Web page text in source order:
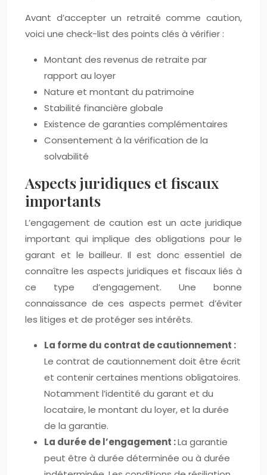
Avant d’accepter un retraité comme caution,
voici une check-list des points clés à vérifier :
Montant des revenus de retraite par
rapport au loyer
Nature et montant du patrimoine
Stabilité financière globale
Existence de garanties complémentaires
Consentement à la vérification de la
solvabilité
Aspects juridiques et fiscaux
importants
L’engagement de caution est un acte juridique
important qui implique des obligations pour le
garant et le bailleur. Il est donc essentiel de
connaître les aspects juridiques et fiscaux liés à
ce type d’engagement. Une bonne
connaissance de ces aspects permet d’éviter
les litiges et de protéger ses intérêts.
La forme du contrat de cautionnement :
Le contrat de cautionnement doit être écrit
et contenir certaines mentions obligatoires.
Notamment l’identité du garant et du
locataire, le montant du loyer, et la durée
de la garantie.
La durée de l’engagement :La garantie
peut être à durée déterminée ou à durée